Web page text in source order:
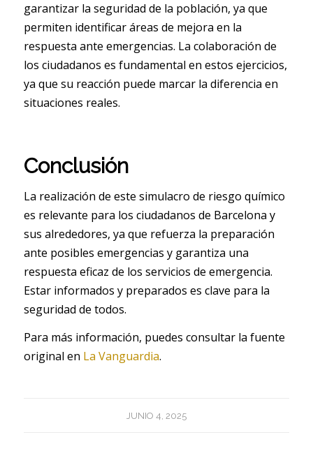
garantizar la seguridad de la población, ya que
permiten identificar áreas de mejora en la
respuesta ante emergencias. La colaboración de
los ciudadanos es fundamental en estos ejercicios,
ya que su reacción puede marcar la diferencia en
situaciones reales.
Conclusión
La realización de este simulacro de riesgo químico
es relevante para los ciudadanos de Barcelona y
sus alrededores, ya que refuerza la preparación
ante posibles emergencias y garantiza una
respuesta eficaz de los servicios de emergencia.
Estar informados y preparados es clave para la
seguridad de todos.
Para más información, puedes consultar la fuente
original en La Vanguardia.
JUNIO 4, 2025